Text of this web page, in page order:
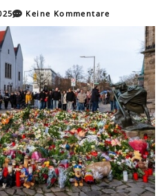
Keine Kommentare